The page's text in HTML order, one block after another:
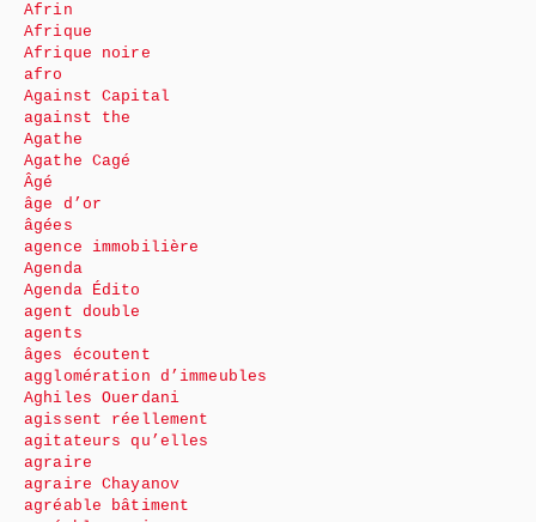
Afrin
Afrique
Afrique noire
afro
Against Capital
against the
Agathe
Agathe Cagé
Âgé
âge d’or
âgées
agence immobilière
Agenda
Agenda Édito
agent double
agents
âges écoutent
agglomération d’immeubles
Aghiles Ouerdani
agissent réellement
agitateurs qu’elles
agraire
agraire Chayanov
agréable bâtiment